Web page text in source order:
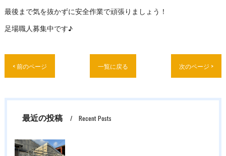
最後まで気を抜かずに安全作業で頑張りましょう！
足場職人募集中です♪
< 前のページ 一覧に戻る 次のページ >
最近の投稿 Recent Posts